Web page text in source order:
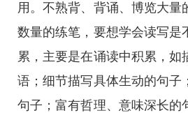
用。不熟背、背诵、博览大量
数量的练笔，要想学会读写是
累，主要是在诵读中积累，如
语；细节描写具体生动的句子
句子；富有哲理、意味深长的